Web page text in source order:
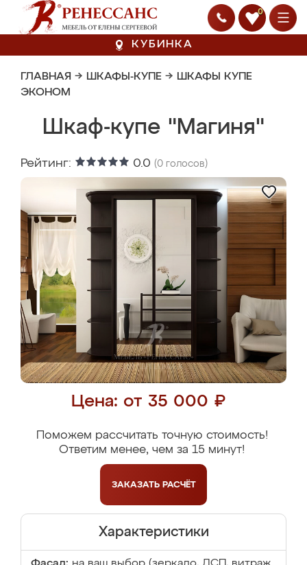
0
КУБИНКА
ГЛАВНАЯ → ШКАФЫ-КУПЕ → ШКАФЫ КУПЕ
ЭКОНОМ
Шкаф-купе "Магиня"
Рейтинг: 0.0 (0 голосов)
Цена: от 35 000 ₽
Поможем рассчитать точную стоимость!
Ответим менее, чем за 15 минут!
ЗАКАЗАТЬ РАСЧЁТ
Характеристики